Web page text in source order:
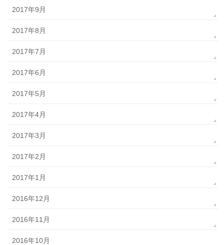
2017年9月
2017年8月
2017年7月
2017年6月
2017年5月
2017年4月
2017年3月
2017年2月
2017年1月
2016年12月
2016年11月
2016年10月